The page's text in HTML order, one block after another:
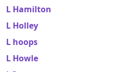
L Hamilton
L Holley
L hoops
L Howle